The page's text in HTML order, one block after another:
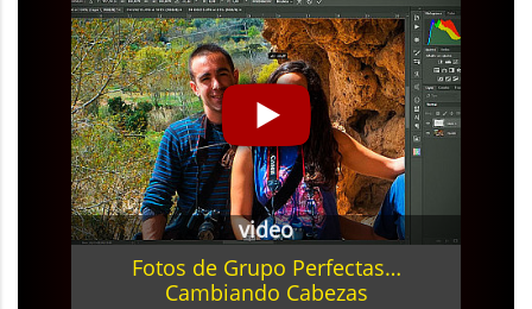
video
Fotos de Grupo Perfectas…
Cambiando Cabezas